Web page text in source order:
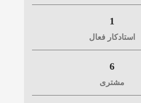
1
استادکار فعال
6
مشتری